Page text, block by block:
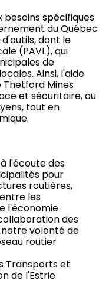
besoins spécifiques
du Québec
dont le
(PAVL), qui
de
Ainsi, l'aide
Thetford Mines
et sécuritaire, au
tout en
l'écoute des
pour
routières,
les
l'économie
des
volonté de
routier
Transports et
de l'Estrie